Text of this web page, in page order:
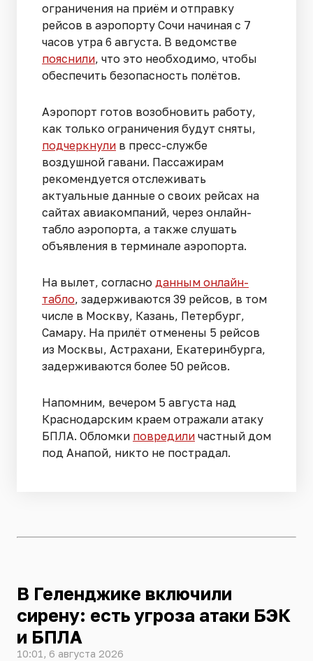
ограничения на приём и отправку
рейсов в аэропорту Сочи начиная с 7
часов утра 6 августа. В ведомстве
пояснили, что это необходимо, чтобы
обеспечить безопасность полётов.
Аэропорт готов возобновить работу,
как только ограничения будут сняты,
подчеркнули в пресс-службе
воздушной гавани. Пассажирам
рекомендуется отслеживать
актуальные данные о своих рейсах на
сайтах авиакомпаний, через онлайн-
табло аэропорта, а также слушать
объявления в терминале аэропорта.
На вылет, согласно данным онлайн-
табло, задерживаются 39 рейсов, в том
числе в Москву, Казань, Петербург,
Самару. На прилёт отменены 5 рейсов
из Москвы, Астрахани, Екатеринбурга,
задерживаются более 50 рейсов.
Напомним, вечером 5 августа над
Краснодарским краем отражали атаку
БПЛА. Обломки повредили частный дом
под Анапой, никто не пострадал.
В Геленджике включили
сирену: есть угроза атаки БЭК
и БПЛА
10:01, 6 августа 2026